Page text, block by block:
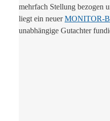
mehrfach Stellung bezogen
liegt ein neuerMONITOR-
unabhängige Gutachter